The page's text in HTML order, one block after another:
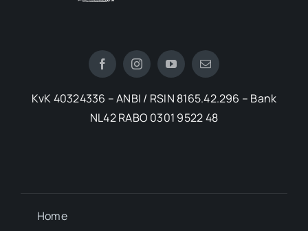
KvK 40324336 – ANBI / RSIN 8165.42.296 – Bank
NL42 RABO 0301 9522 48
Home